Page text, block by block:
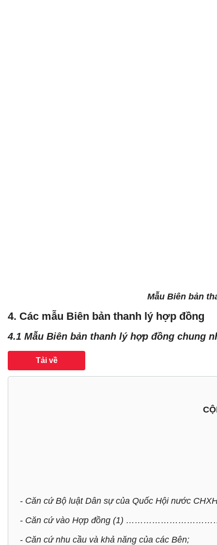
Mẫu Biên bản
​4. Các mẫu Biên bản thanh lý hợp đồng
4.1 Mẫu Biên bản thanh lý hợp đồng chung
Tải về
- Căn cứ Bộ luật Dân sự của Quốc Hội nước
- Căn cứ vào Hợp đồng (1)
- Căn cứ nhu cầu và khả năng của các Bên;